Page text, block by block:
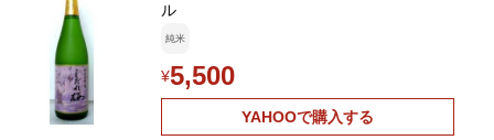
ル
純米
¥5,500
YAHOOで購入する